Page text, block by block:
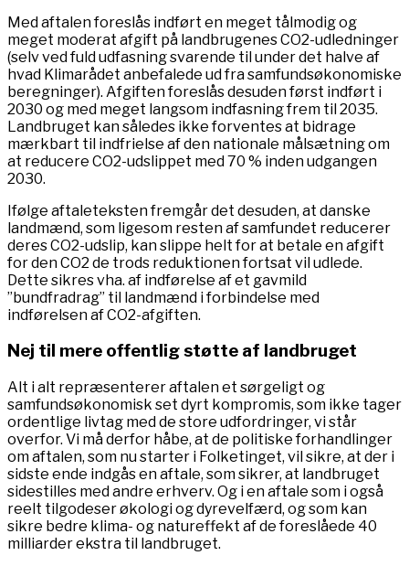
Med aftalen foreslås indført en meget tålmodig og
meget moderat afgift på landbrugenes CO2-udledninger
(selv ved fuld udfasning svarende til under det halve af
hvad Klimarådet anbefalede ud fra samfundsøkonomiske
beregninger). Afgiften foreslås desuden først indført i
2030 og med meget langsom indfasning frem til 2035.
Landbruget kan således ikke forventes at bidrage
mærkbart til indfrielse af den nationale målsætning om
at reducere CO2-udslippet med 70 % inden udgangen
2030.
Ifølge aftaleteksten fremgår det desuden, at danske
landmænd, som ligesom resten af samfundet reducerer
deres CO2-udslip, kan slippe helt for at betale en afgift
for den CO2 de trods reduktionen fortsat vil udlede.
Dette sikres vha. af indførelse af et gavmild
”bundfradrag” til landmænd i forbindelse med
indførelsen af CO2-afgiften.
Nej til mere offentlig støtte af landbruget
Alt i alt repræsenterer aftalen et sørgeligt og
samfundsøkonomisk set dyrt kompromis, som ikke tager
ordentlige livtag med de store udfordringer, vi står
overfor. Vi må derfor håbe, at de politiske forhandlinger
om aftalen, som nu starter i Folketinget, vil sikre, at der i
sidste ende indgås en aftale, som sikrer, at landbruget
sidestilles med andre erhverv. Og i en aftale som i også
reelt tilgodeser økologi og dyrevelfærd, og som kan
sikre bedre klima- og natureffekt af de foreslåede 40
milliarder ekstra til landbruget.